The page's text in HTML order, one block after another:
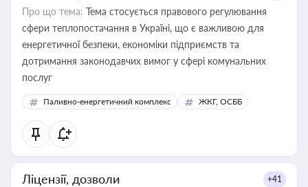
Про що тема: Тема стосується правового регулювання
сфери теплопостачання в Україні, що є важливою для
енергетичної безпеки, економіки підприємств та
дотримання законодавчих вимог у сфері комунальних
послуг
Паливно-енергетичний комплекс ЖКГ, ОСББ
Ліцензії, дозволи +41